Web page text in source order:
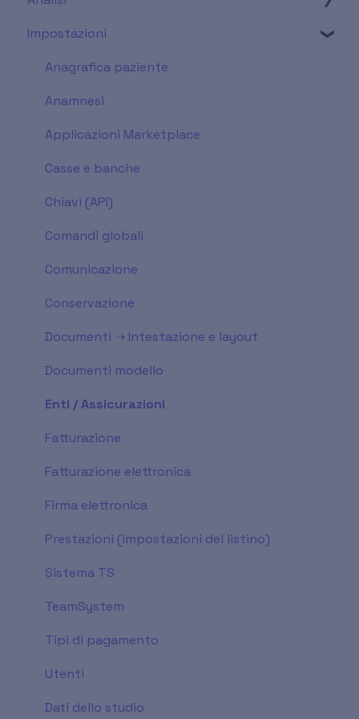
Export Avanzato
Operatori
Imprese / Fornitori
Attività
Magazzino
Prescrizioni
Soddisfazione pazienti
Punto di pareggio (BEP)
Scostamenti
Periodi
Prestazioni
Preventivi scartati
Report
Produzione
Impostazioni
Anagrafica paziente
Anamnesi
Applicazioni Marketplace
Casse e banche
Chiavi (API)
Comandi globali
Comunicazione
Conservazione
Documenti ➝ Intestazione e layout
Documenti modello
Enti / Assicurazioni
Fatturazione
Fatturazione elettronica
Firma elettronica
Prestazioni (impostazioni del listino)
Sistema TS
TeamSystem
Tipi di pagamento
Utenti
Dati dello studio